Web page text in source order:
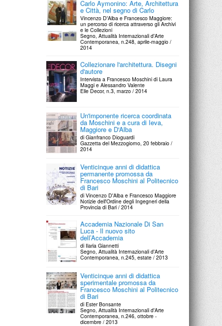
Carlo Aymonino: Arte, Architettura
e Città, nel segno di Carlo
Vincenzo D'Alba e Francesco Maggiore:
un percorso di ricerca attraverso gli Archivi
e le Collezioni
Segno, Attualità Internazionali d'Arte
Contemporanea, n.248, aprile-maggio /
2014
Collezionare l'architettura. Disegni
d'autore
Intervista a Francesco Moschini di Laura
Maggi e Alessandro Valente
Elle Decor, n.3, marzo / 2014
Un'imponente ricerca coordinata
da Moschini e a cura di Ieva,
Maggiore e D'Alba
di Gianfranco Dioguardi
Gazzetta del Mezzogiorno, 20 febbraio /
2014
Venticinque anni di didattica
permanente promossa da
Francesco Moschini al Politecnico
di Bari
di Vincenzo D'Alba e Francesco Maggiore
Notizie dell'Ordine degli Ingegneri della
Provincia di Bari / 2014
Accademia Nazionale Di San
Luca - Il nuovo sito
dell’Accademia
di Ilaria Giannetti
Segno, Attualità Internazionali d'Arte
Contemporanea, n.245, estate / 2013
Venticinque anni di didattica
sperimentale promossa da
Francesco Moschini al Politecnico
di Bari
di Ester Bonsante
Segno, Attualità Internazionali d'Arte
Contemporanea, n.246, ottobre -
dicembre / 2013